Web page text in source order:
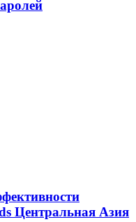
Центральная Азия